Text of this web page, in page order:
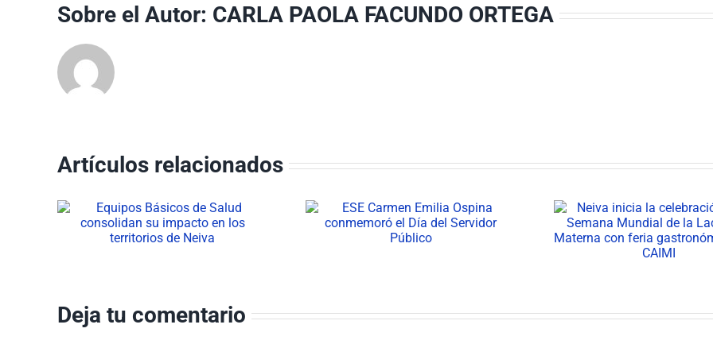
Sobre el Autor: CARLA PAOLA FACUNDO ORTEGA
Artículos relacionados
ESE Carmen Emilia
Ospina conmemoró el
celebración de la
Semana Mundial de la
Documental
las buenas
Deja tu comentario